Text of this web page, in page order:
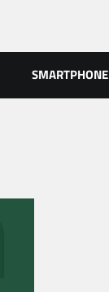
SMARTPHONE